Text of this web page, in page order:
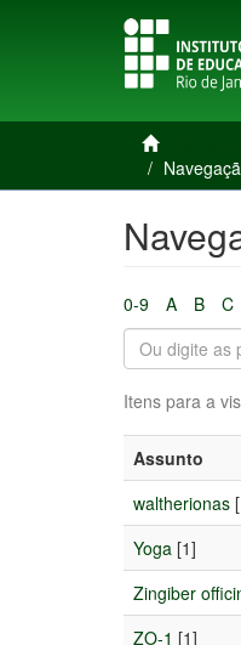
0-9 A B C
Itens para a
Assunto
waltherionas
Yoga [1]
Zingiber
ZO-1 [1]